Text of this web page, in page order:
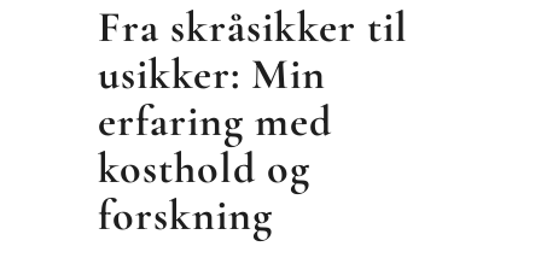
Fra skråsikker til
usikker: Min
erfaring med
kosthold og
forskning